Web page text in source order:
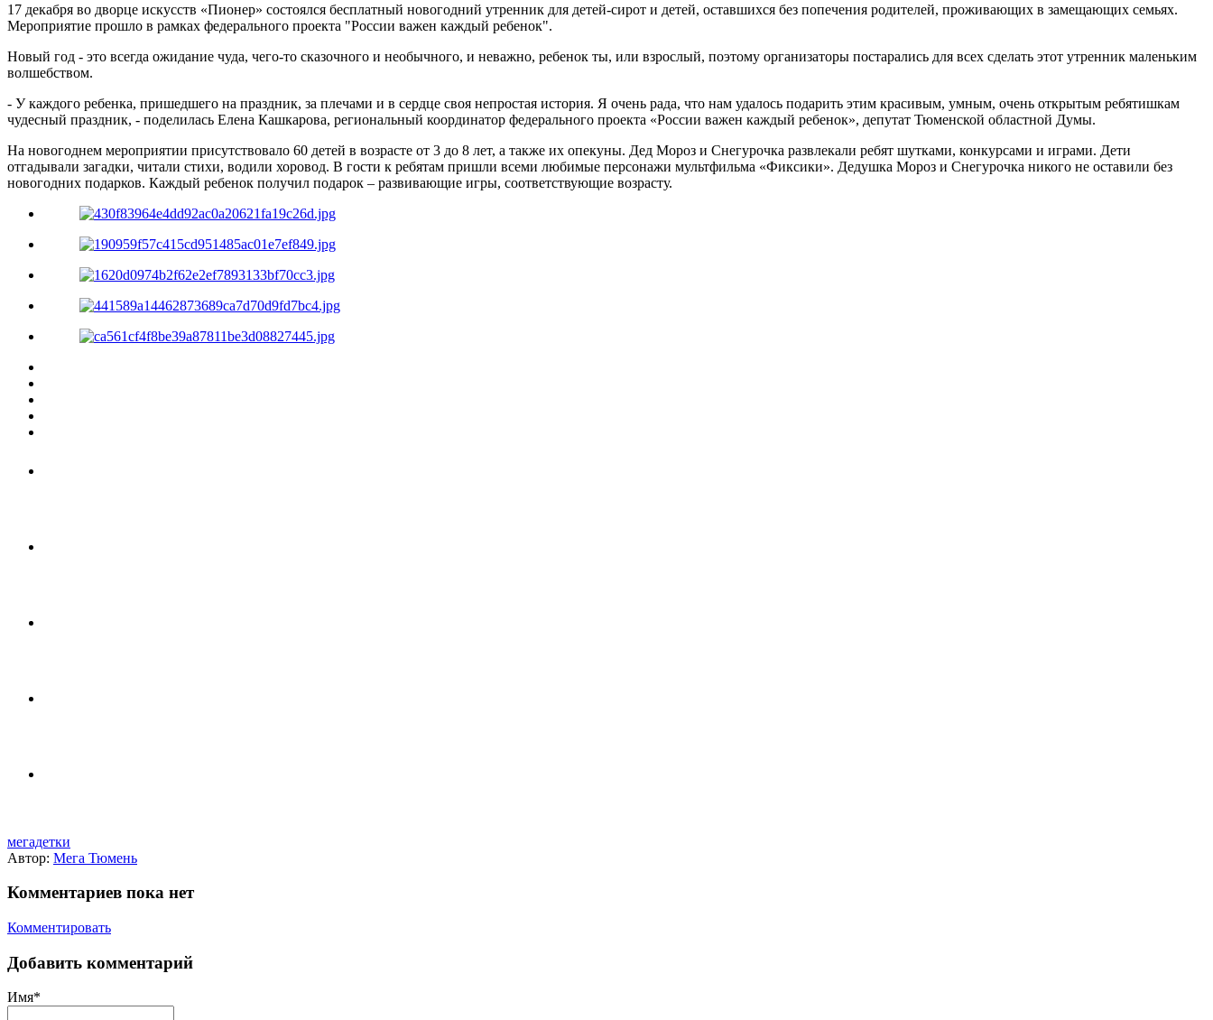
17 декабря во дворце искусств «Пионер» состоялся бесплатный новогодний утренник для детей-сирот и детей, оставшихся без попечения родителей, проживающих в замещающих семьях.
Мероприятие прошло в рамках федерального проекта "России важен каждый ребенок".
Новый год - это всегда ожидание чуда, чего-то сказочного и необычного, и неважно, ребенок ты, или взрослый, поэтому организаторы постарались для всех сделать этот утренник маленьким
волшебством.
- У каждого ребенка, пришедшего на праздник, за плечами и в сердце своя непростая история. Я очень рада, что нам удалось подарить этим красивым, умным, очень открытым ребятишкам
чудесный праздник, - поделилась Елена Кашкарова, региональный координатор федерального проекта «России важен каждый ребенок», депутат Тюменской областной Думы.
На новогоднем мероприятии присутствовало 60 детей в возрасте от 3 до 8 лет, а также их опекуны. Дед Мороз и Снегурочка развлекали ребят шутками, конкурсами и играми. Дети
отгадывали загадки, читали стихи, водили хоровод. В гости к ребятам пришли всеми любимые персонажи мультфильма «Фиксики». Дедушка Мороз и Снегурочка никого не оставили без
новогодних подарков. Каждый ребенок получил подарок – развивающие игры, соответствующие возрасту.
мегадетки
Автор: Мега Тюмень
Комментариев пока нет
Комментировать
Добавить комментарий
Имя*